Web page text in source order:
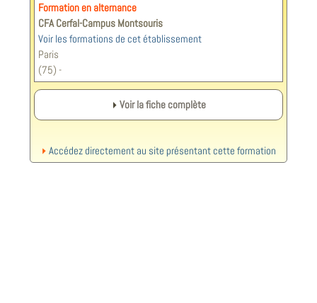
Formation en alternance
CFA Cerfal-Campus Montsouris
Voir les formations de cet établissement
Paris
(75) -
Voir la fiche complète
Accédez directement au site présentant cette formation